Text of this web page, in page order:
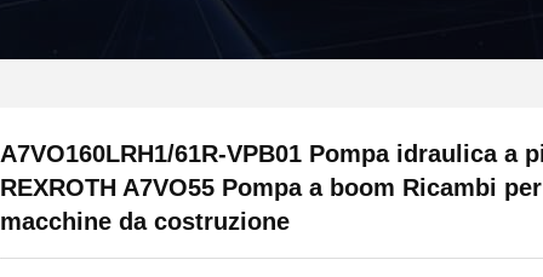
A7VO160LRH1/61R-VPB01 Pompa idraulica a
REXROTH A7VO55 Pompa a boom Ricambi per
macchine da costruzione